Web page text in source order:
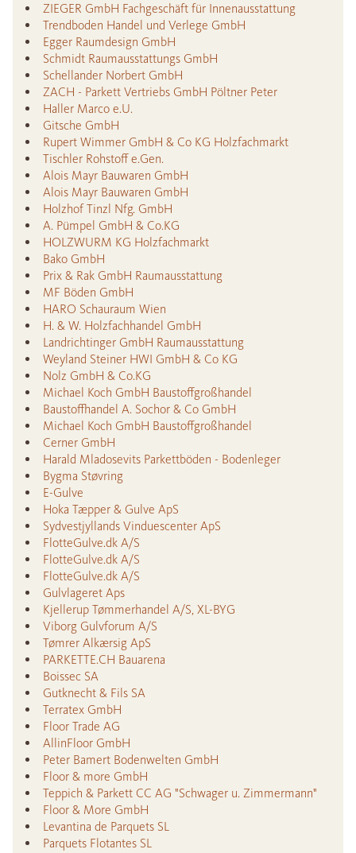
ZIEGER GmbH Fachgeschäft für Innenausstattung
Trendboden Handel und Verlege GmbH
Egger Raumdesign GmbH
Schmidt Raumausstattungs GmbH
Schellander Norbert GmbH
ZACH - Parkett Vertriebs GmbH Pöltner Peter
Haller Marco e.U.
Gitsche GmbH
Rupert Wimmer GmbH & Co KG Holzfachmarkt
Tischler Rohstoff e.Gen.
Alois Mayr Bauwaren GmbH
Alois Mayr Bauwaren GmbH
Holzhof Tinzl Nfg. GmbH
A. Pümpel GmbH & Co.KG
HOLZWURM KG Holzfachmarkt
Bako GmbH
Prix & Rak GmbH Raumausstattung
MF Böden GmbH
HARO Schauraum Wien
H. & W. Holzfachhandel GmbH
Landrichtinger GmbH Raumausstattung
Weyland Steiner HWI GmbH & Co KG
Nolz GmbH & Co.KG
Michael Koch GmbH Baustoffgroßhandel
Baustoffhandel A. Sochor & Co GmbH
Michael Koch GmbH Baustoffgroßhandel
Cerner GmbH
Harald Mladosevits Parkettböden - Bodenleger
Bygma Støvring
E-Gulve
Hoka Tæpper & Gulve ApS
Sydvestjyllands Vinduescenter ApS
FlotteGulve.dk A/S
FlotteGulve.dk A/S
FlotteGulve.dk A/S
Gulvlageret Aps
Kjellerup Tømmerhandel A/S, XL-BYG
Viborg Gulvforum A/S
Tømrer Alkærsig ApS
PARKETTE.CH Bauarena
Boissec SA
Gutknecht & Fils SA
Terratex GmbH
Floor Trade AG
AllinFloor GmbH
Peter Bamert Bodenwelten GmbH
Floor & more GmbH
Teppich & Parkett CC AG "Schwager u. Zimmermann"
Floor & More GmbH
Levantina de Parquets SL
Parquets Flotantes SL